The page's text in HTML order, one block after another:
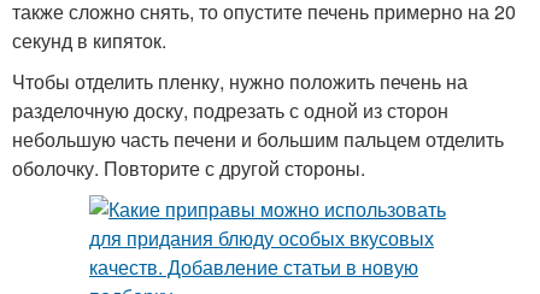
также сложно снять, то опустите печень примерно на 20
секунд в кипяток.
Чтобы отделить пленку, нужно положить печень на
разделочную доску, подрезать с одной из сторон
небольшую часть печени и большим пальцем отделить
оболочку. Повторите с другой стороны.